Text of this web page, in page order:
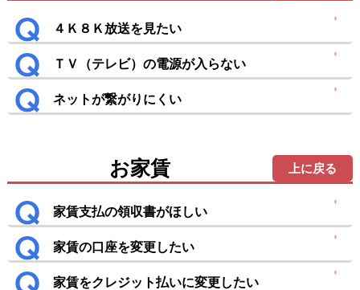
４Ｋ８Ｋ放送を見たい
ＴＶ（テレビ）の電源が入らない
ネットが繋がりにくい
お家賃 上に戻る
家賃支払の領収書がほしい
家賃の口座を変更したい
家賃をクレジット払いに変更したい